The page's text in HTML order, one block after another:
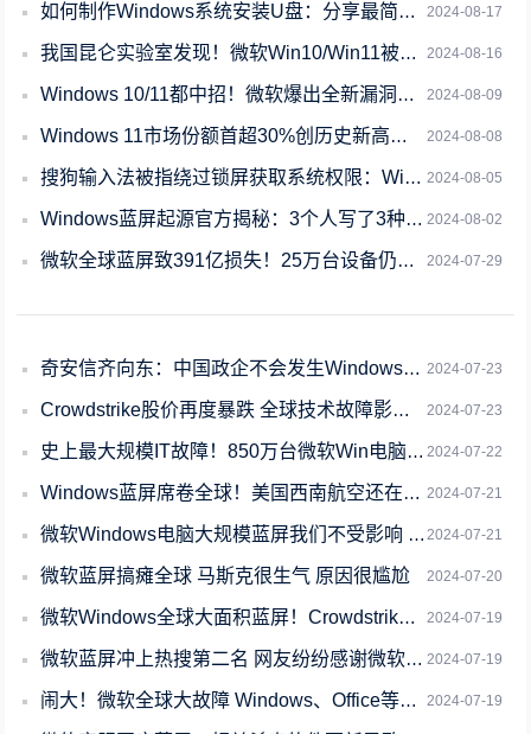
2024-08-17
如何制作Windows系统安装U盘：分享最简单的方法
2024-08-16
我国昆仑实验室发现！微软Win10/Win11被曝9.8分漏洞：影响所有IPv6
2024-08-09
Windows 10/11都中招！微软爆出全新漏洞：可降级系统恢复已修复漏洞
2024-08-08
Windows 11市场份额首超30%创历史新高！Windows 7成第三大最受
2024-08-05
搜狗输入法被指绕过锁屏获取系统权限：Windows漏洞所致、14.7更新已修复
2024-08-02
Windows蓝屏起源官方揭秘：3个人写了3种 包括CEO鲍尔默
2024-07-29
微软全球蓝屏致391亿损失！25万台设备仍未恢复
2024-07-23
奇安信齐向东：中国政企不会发生Windows全球性蓝屏事故 三大原因
2024-07-23
Crowdstrike股价再度暴跌 全球技术故障影响仍在继续
2024-07-22
史上最大规模IT故障！850万台微软Win电脑蓝屏死机：全球损失恐超10亿美元
2024-07-21
Windows蓝屏席卷全球！美国西南航空还在用Win3.1 躲过一劫
2024-07-21
微软Windows电脑大规模蓝屏我们不受影响 专家：国产操作系统、杀毒软件必须掌
2024-07-20
微软蓝屏搞瘫全球 马斯克很生气 原因很尴尬
2024-07-19
微软Windows全球大面积蓝屏！Crowdstrike回应 恢复方法来了
2024-07-19
微软蓝屏冲上热搜第二名 网友纷纷感谢微软：提前放假了
2024-07-19
闹大！微软全球大故障 Windows、Office等没法用：多国运行瘫痪 官方回